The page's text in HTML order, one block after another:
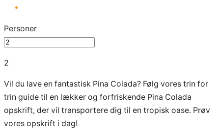
Personer
2
Vil du lave en fantastisk Pina Colada? Følg vores trin for
trin guide til en lækker og forfriskende Pina Colada
opskrift, der vil transportere dig til en tropisk oase. Prøv
vores opskrift i dag!